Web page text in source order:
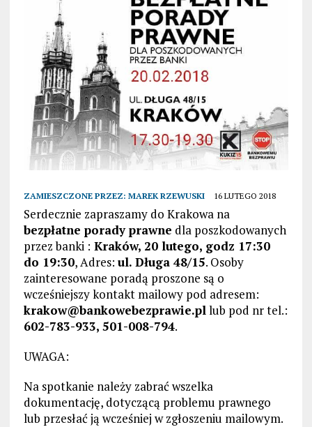
ZAMIESZCZONE PRZEZ: MAREK RZEWUSKI 16 LUTEGO 2018
Serdecznie zapraszamy do Krakowa na
bezpłatne porady prawne dla poszkodowanych
przez banki : Kraków, 20 lutego, godz 17:30
do 19:30, Adres: ul. Długa 48/15. Osoby
zainteresowane poradą proszone są o
wcześniejszy kontakt mailowy pod adresem:
krakow@bankowebezprawie.pllub pod nr tel.:
602-783-933, 501-008-794.
UWAGA:
Na spotkanie należy zabrać wszelka
dokumentację, dotyczącą problemu prawnego
lub przesłać ją wcześniej w zgłoszeniu mailowym.